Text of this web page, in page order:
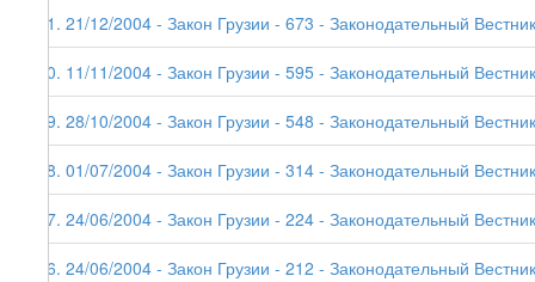
31. 21/12/2004 - Закон Грузии - 673 - Законодательный
30. 11/11/2004 - Закон Грузии - 595 - Законодательный
29. 28/10/2004 - Закон Грузии - 548 - Законодательный
28. 01/07/2004 - Закон Грузии - 314 - Законодательный
27. 24/06/2004 - Закон Грузии - 224 - Законодательный
26. 24/06/2004 - Закон Грузии - 212 - Законодательный